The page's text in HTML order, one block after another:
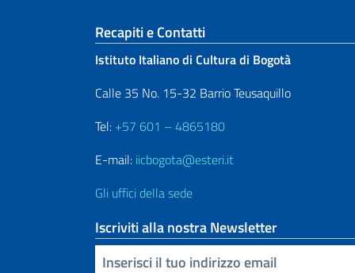
Sezione footer
Recapiti e Contatti
Istituto Italiano di Cultura di Bogotà
Calle 35 No. 15-32 Barrio Teusaquillo
Tel: +57 601 – 4865180
E-mail: iicbogota@esteri.it
Gli uffici della sede
Iscriviti alla nostra Newsletter
Inserisci la tua email